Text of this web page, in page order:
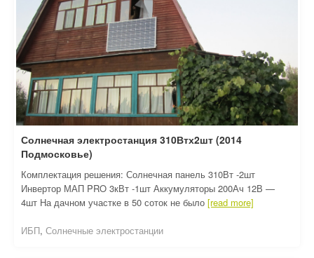
Солнечная электростанция 310Втх2шт (2014
Подмосковье)
Комплектация решения: Солнечная панель 310Вт -2шт
Инвертор МАП PRO 3кВт -1шт Аккумуляторы 200Ач 12В —
4шт На дачном участке в 50 соток не было [read more]
ИБП, Солнечные электростанции